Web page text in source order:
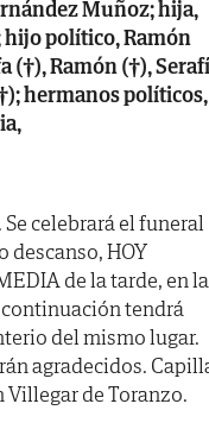
Muñoz; hija,
hijo político, Ramón
(†), Ramón (†),
hermanos políticos,
celebrará el funeral
descanso, HOY
de la tarde, en la
tendrá
del mismo lugar.
agradecidos.
Villegar de Toranzo.